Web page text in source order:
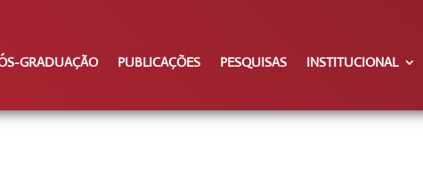
GRADUAÇÃO PUBLICAÇÕES PESQUISAS INSTITUCIONAL